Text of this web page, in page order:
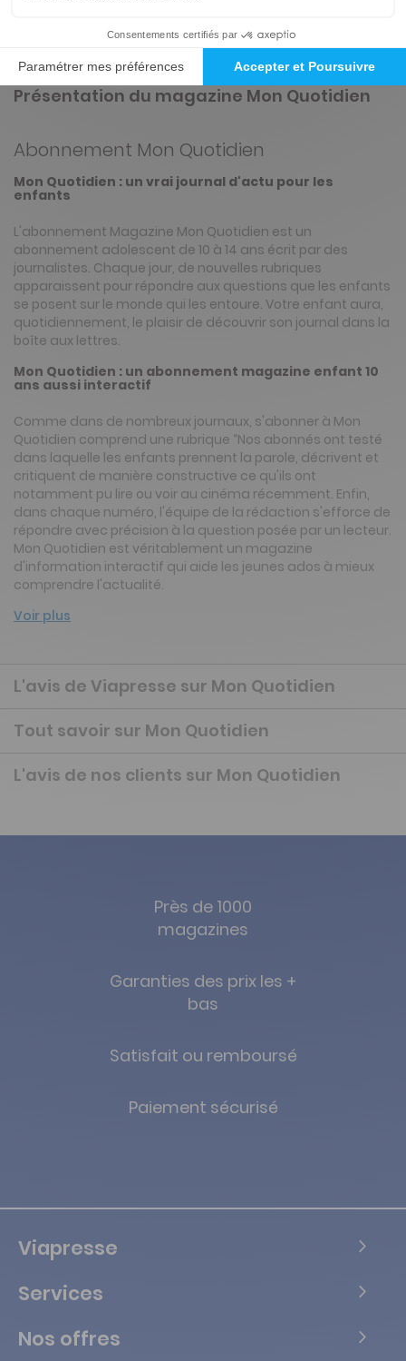
Présentation du magazine Mon Quotidien
Abonnement Mon Quotidien
Mon Quotidien : un vrai journal d'actu pour les
enfants
L'abonnement Magazine Mon Quotidien est un
abonnement adolescent de 10 à 14 ans écrit par des
journalistes. Chaque jour, de nouvelles rubriques
apparaissent pour répondre aux questions que les enfants
se posent sur le monde qui les entoure. Votre enfant aura,
quotidiennement, le plaisir de découvrir son journal dans la
boîte aux lettres.
Mon Quotidien : un abonnement magazine enfant 10
ans aussi interactif
Comme dans de nombreux journaux, s'abonner à Mon
Quotidien comprend une rubrique “Nos abonnés ont testé
dans laquelle les enfants prennent la parole, décrivent et
critiquent de manière constructive ce qu'ils ont
notamment pu lire ou voir au cinéma récemment. Enfin,
dans chaque numéro, l'équipe de la rédaction s'efforce de
répondre avec précision à la question posée par un lecteur.
Mon Quotidien est véritablement un magazine
d'information interactif qui aide les jeunes ados à mieux
comprendre l'actualité.
Voir plus
L'avis de Viapresse sur Mon Quotidien
Tout savoir sur Mon Quotidien
L'avis de nos clients sur Mon Quotidien
Près de 1000
magazines
Garanties des prix les +
bas
Satisfait ou remboursé
Paiement sécurisé
Viapresse
Services
Nos offres